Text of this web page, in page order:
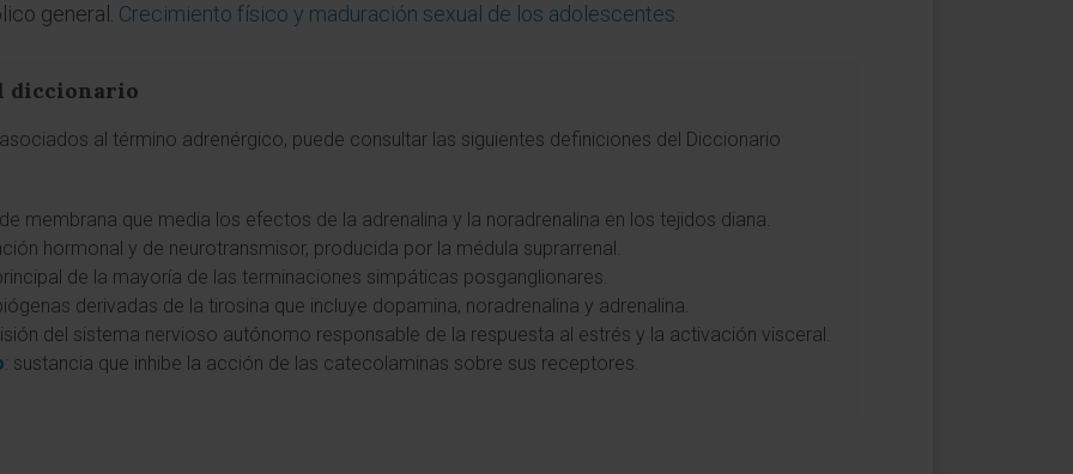
general. Crecimiento físico y maduración sexual de los adolescentes
diccionario
al término adrenérgico, puede consultar las siguientes definiciones del Diccionario
membrana que media los efectos de la adrenalina y la noradrenalina en los tejidos diana.
hormonal y de neurotransmisor, producida por la médula suprarrenal.
de la mayoría de las terminaciones simpáticas posganglionares.
derivadas de la tirosina que incluye dopamina, noradrenalina y adrenalina.
del sistema nervioso autónomo responsable de la respuesta al estrés y la activación visceral.
: sustancia que inhibe la acción de las catecolaminas sobre sus receptores.